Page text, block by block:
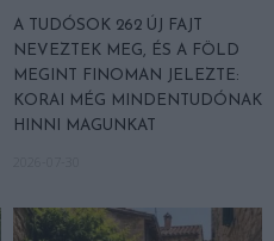
A TUDÓSOK 262 ÚJ FAJT
NEVEZTEK MEG, ÉS A FÖLD
MEGINT FINOMAN JELEZTE:
KORAI MÉG MINDENTUDÓNAK
HINNI MAGUNKAT